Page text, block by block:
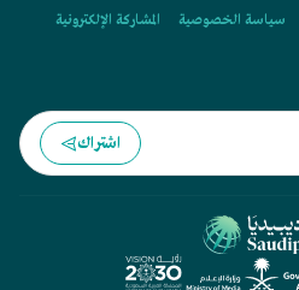
سياسة الخصوصية
المشاركة الإلكترونية
اشتراك